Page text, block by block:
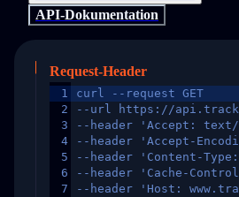
API-Dokumentation
Request-Header
1
2
3
4
5
6
7
curl --request GET
--url https://
--header 'Accept:
--header 'Accept-
--header 'Content-
--header 'Cache-
--header 'Host: